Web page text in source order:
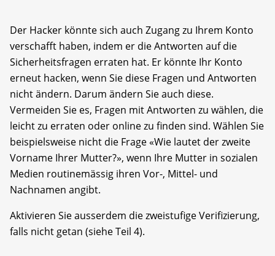
Der Hacker könnte sich auch Zugang zu Ihrem Konto
verschafft haben, indem er die Antworten auf die
Sicherheitsfragen erraten hat. Er könnte Ihr Konto
erneut hacken, wenn Sie diese Fragen und Antworten
nicht ändern. Darum ändern Sie auch diese.
Vermeiden Sie es, Fragen mit Antworten zu wählen, die
leicht zu erraten oder online zu finden sind. Wählen Sie
beispielsweise nicht die Frage «Wie lautet der zweite
Vorname Ihrer Mutter?», wenn Ihre Mutter in sozialen
Medien routinemässig ihren Vor-, Mittel- und
Nachnamen angibt.
Aktivieren Sie ausserdem die zweistufige Verifizierung,
falls nicht getan (siehe Teil 4).